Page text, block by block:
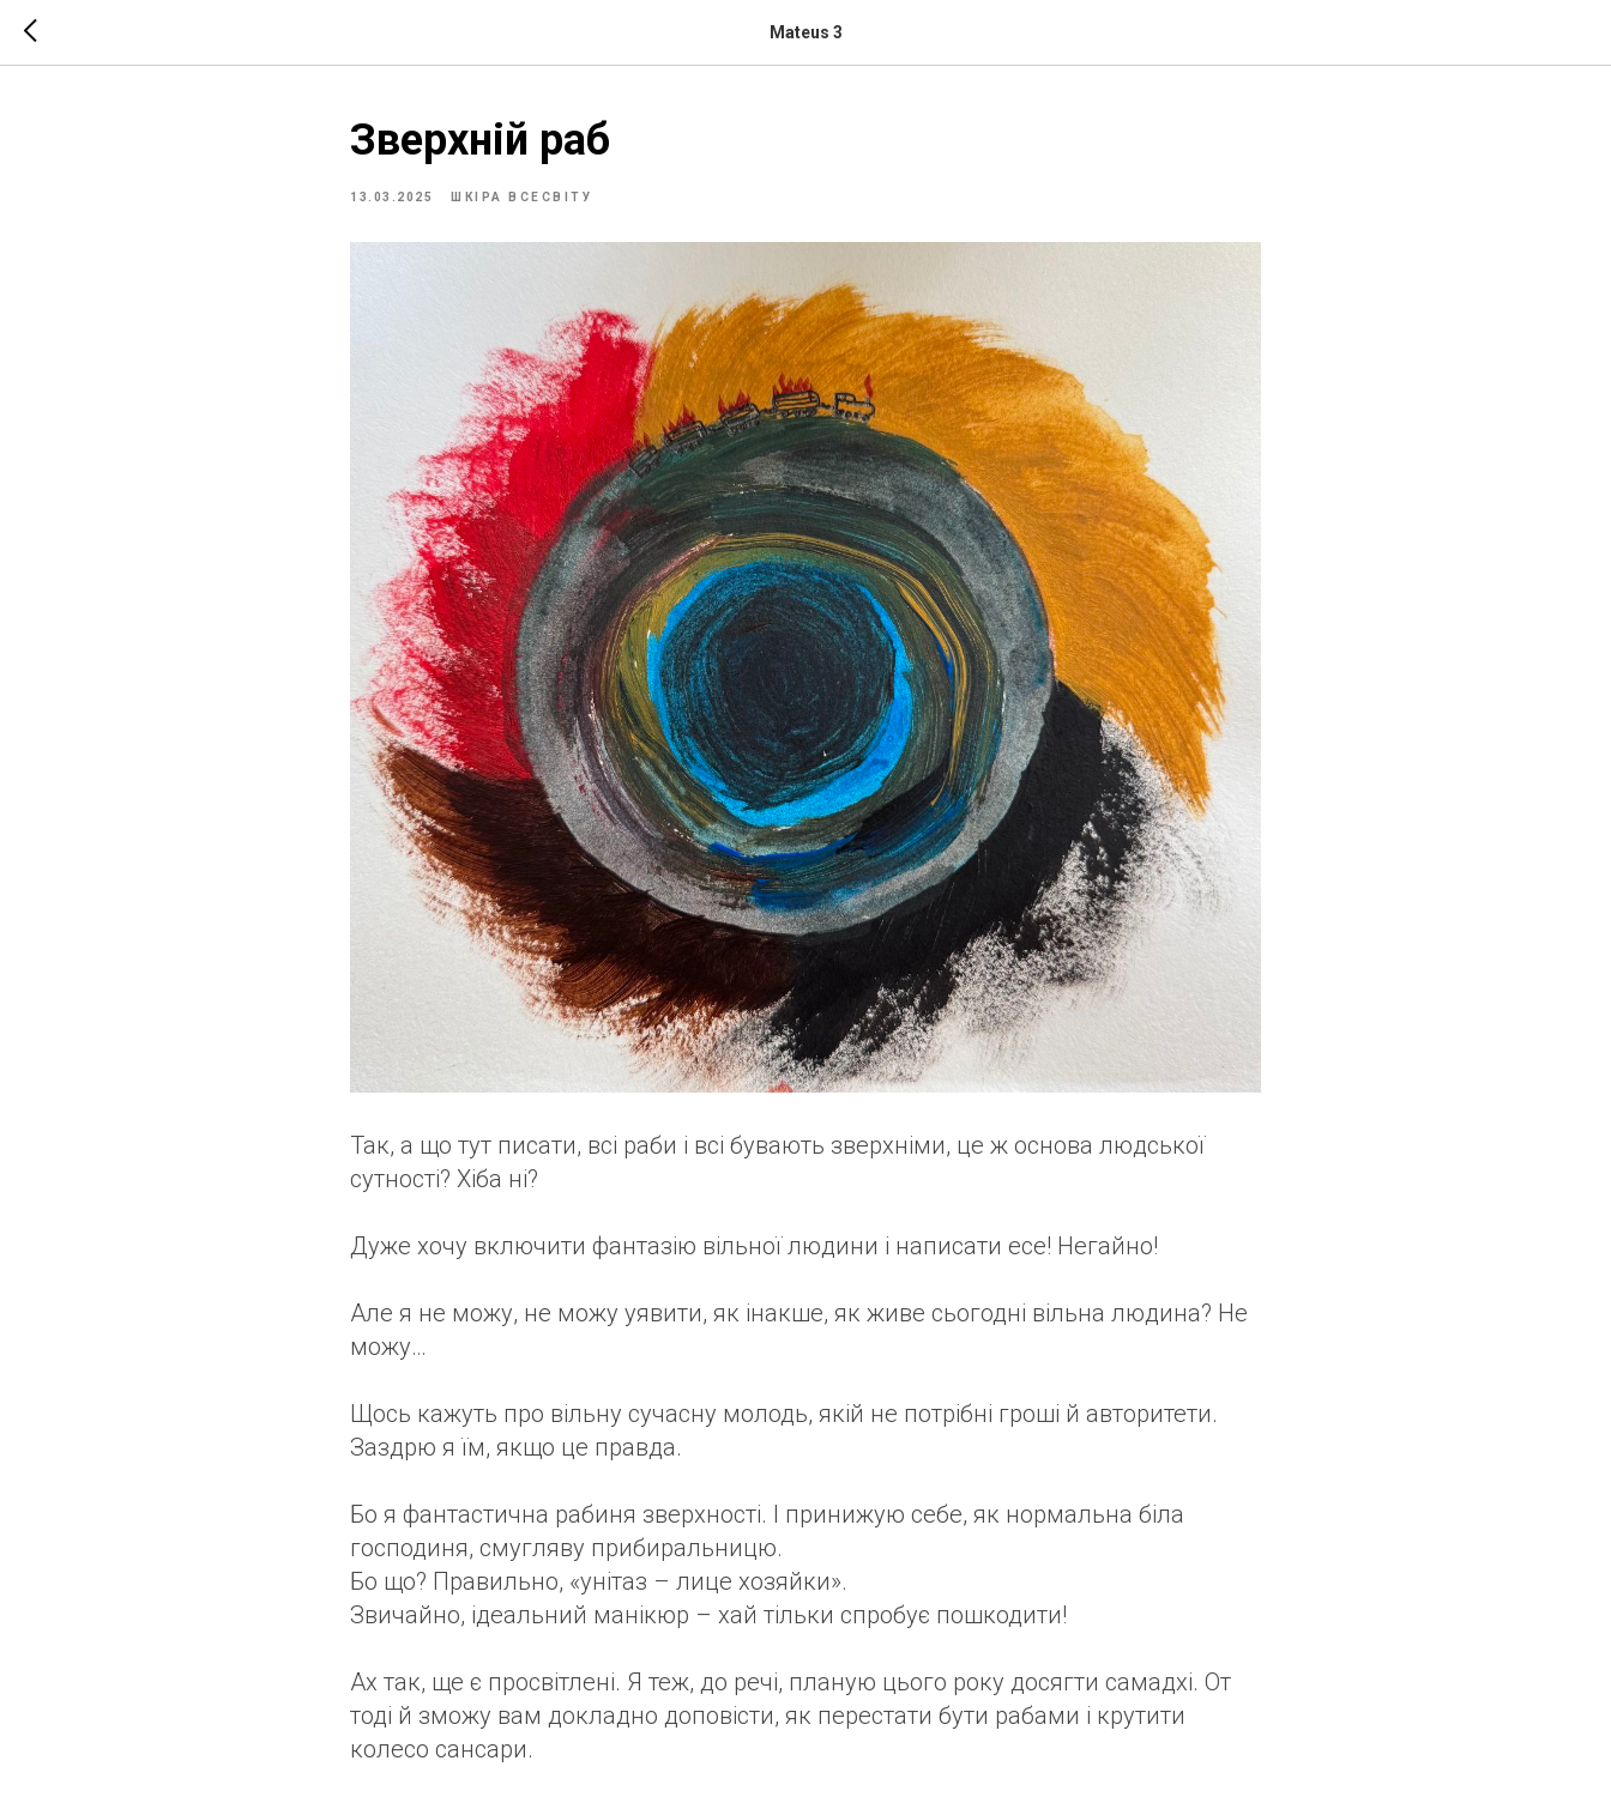
Mateus 3
Зверхній раб
13.03.2025 ШКІРА ВСЕСВІТУ
Так, а що тут писати, всі раби і всі бувають зверхніми, це ж основа людської
сутності? Хіба ні?
Дуже хочу включити фантазію вільної людини і написати есе! Негайно!
Але я не можу, не можу уявити, як інакше, як живе сьогодні вільна людина? Не
можу…
Щось кажуть про вільну сучасну молодь, якій не потрібні гроші й авторитети.
Заздрю я їм, якщо це правда.
Бо я фантастична рабиня зверхності. І принижую себе, як нормальна біла
господиня, смугляву прибиральницю.
Бо що? Правильно, «унітаз – лице хозяйки».
Звичайно, ідеальний манікюр – хай тільки спробує пошкодити!
Ах так, ще є просвітлені. Я теж, до речі, планую цього року досягти самадхі. От
тоді й зможу вам докладно доповісти, як перестати бути рабами і крутити
колесо сансари.